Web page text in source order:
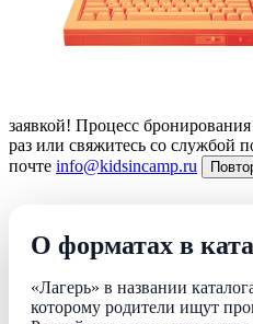
заявкой! Процесс
раз или свяжитесь со службой
почте info@kidsincamp.ru
О форматах в
«Лагерь» в названии
которому родители ищут